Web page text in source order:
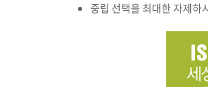
중립 선택을 최대한 자제하